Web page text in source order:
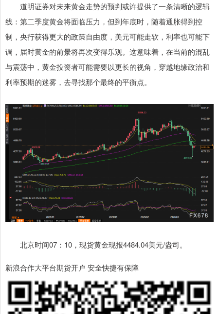
道明证券对未来黄金走势的预判或许提供了一条清晰的逻辑
线：第二季度黄金将面临压力，但到年底时，随着通胀得到控
制，央行获得更大的政策自由度，美元可能走软，利率也可能下
调，届时黄金的前景将再次变得乐观。这意味着，在当前的混乱
与震荡中，黄金投资者可能需要以更长的视角，穿越地缘政治和
利率预期的迷雾，去寻找那个最终的平衡点。
北京时间07：10，现货黄金现报4484.04美元/盎司。
新浪合作大平台期货开户 安全快捷有保障